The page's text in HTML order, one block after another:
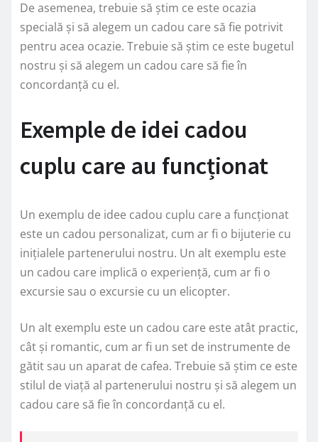
De asemenea, trebuie să știm ce este ocazia
specială și să alegem un cadou care să fie potrivit
pentru acea ocazie. Trebuie să știm ce este bugetul
nostru și să alegem un cadou care să fie în
concordanță cu el.
Exemple de idei cadou
cuplu care au funcționat
Un exemplu de idee cadou cuplu care a funcționat
este un cadou personalizat, cum ar fi o bijuterie cu
inițialele partenerului nostru. Un alt exemplu este
un cadou care implică o experiență, cum ar fi o
excursie sau o excursie cu un elicopter.
Un alt exemplu este un cadou care este atât practic,
cât și romantic, cum ar fi un set de instrumente de
gătit sau un aparat de cafea. Trebuie să știm ce este
stilul de viață al partenerului nostru și să alegem un
cadou care să fie în concordanță cu el.